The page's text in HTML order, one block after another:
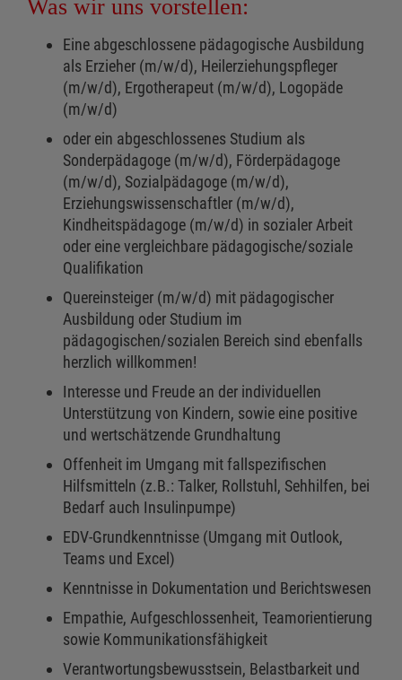
Was wir uns vorstellen:
Eine abgeschlossene pädagogische Ausbildung
als Erzieher (m/w/d), Heilerziehungspfleger
(m/w/d), Ergotherapeut (m/w/d), Logopäde
(m/w/d)
oder ein abgeschlossenes Studium als
Sonderpädagoge (m/w/d), Förderpädagoge
(m/w/d), Sozialpädagoge (m/w/d),
Erziehungswissenschaftler (m/w/d),
Kindheitspädagoge (m/w/d) in sozialer Arbeit
oder eine vergleichbare pädagogische/soziale
Qualifikation
Quereinsteiger (m/w/d) mit pädagogischer
Ausbildung oder Studium im
pädagogischen/sozialen Bereich sind ebenfalls
herzlich willkommen!
Interesse und Freude an der individuellen
Unterstützung von Kindern, sowie eine positive
und wertschätzende Grundhaltung
Offenheit im Umgang mit fallspezifischen
Hilfsmitteln (z.B.: Talker, Rollstuhl, Sehhilfen, bei
Bedarf auch Insulinpumpe)
EDV-Grundkenntnisse (Umgang mit Outlook,
Teams und Excel)
Kenntnisse in Dokumentation und Berichtswesen
Empathie, Aufgeschlossenheit, Teamorientierung
sowie Kommunikationsfähigkeit
Verantwortungsbewusstsein, Belastbarkeit und